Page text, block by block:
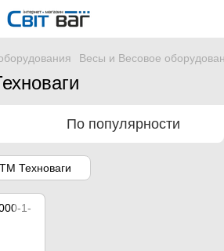
Весы и Весовое
По популярности
ТМ Техноваги